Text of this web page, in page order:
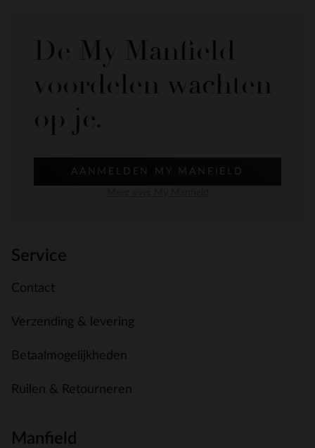
De My Manfield
voordelen wachten
op je.
AANMELDEN MY MANFIELD
Service
Contact
Verzending & levering
Betaalmogelijkheden
Ruilen & Retourneren
Manfield